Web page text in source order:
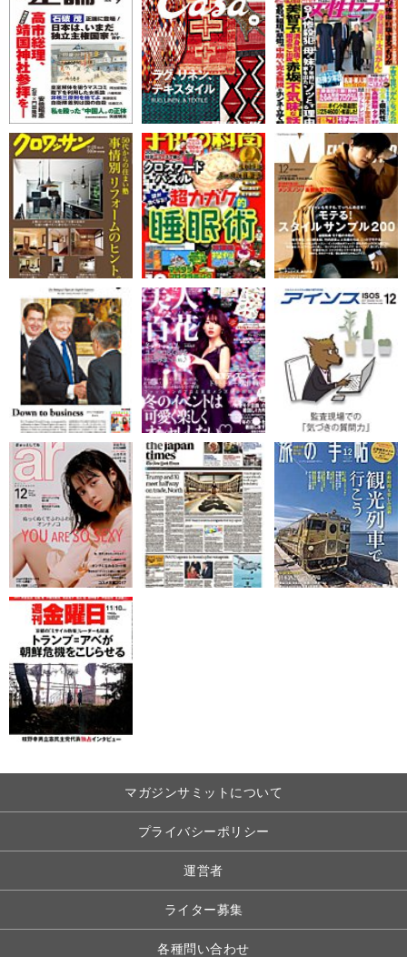
マガジンサミットについて
プライバシーポリシー
運営者
ライター募集
各種問い合わせ